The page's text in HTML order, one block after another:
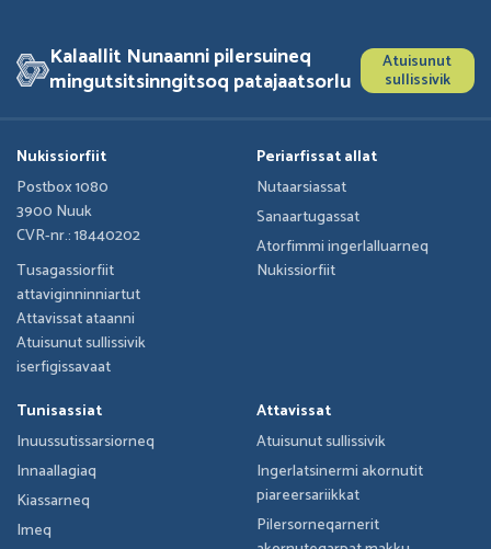
Kalaallit Nunaanni pilersuineq
mingutsitsinngitsoq patajaatsorlu
Atuisunut
sullissivik
Nukissiorfiit
Postbox 1080
3900 Nuuk
CVR-nr.: 18440202
Tusagassiorfiit
attaviginninniartut
Attavissat ataanni
Atuisunut sullissivik
iserfigissavaat
Periarfissat allat
Nutaarsiassat
Sanaartugassat
Atorfimmi ingerlalluarneq
Nukissiorfiit
Tunisassiat
Inuussutissarsiorneq
Innaallagiaq
Kiassarneq
Imeq
Attavissat
Atuisunut sullissivik
Ingerlatsinermi akornutit
piareersariikkat
Pilersorneqarnerit